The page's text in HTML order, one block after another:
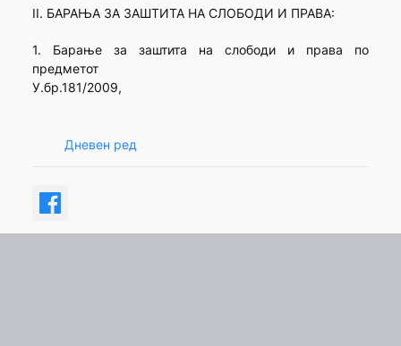
II. БАРАЊА ЗА ЗАШТИТА НА СЛОБОДИ И ПРАВА:
1. Барање за заштита на слободи и права по
предметот
У.бр.181/2009,
Дневен ред